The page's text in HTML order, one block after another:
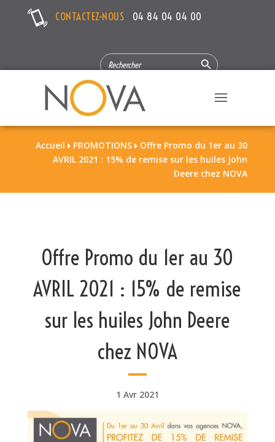
CONTACTEZ-NOUS 04 84 04 04 00
SEARCH
FOR:
Search Button
Accueil  PROMOTIONS  Offre Promo du 1er au 30
AVRIL 2021 : 15% de remise sur les huiles John
Deere chez NOVA
Offre Promo du 1er au 30
AVRIL 2021 : 15% de remise
sur les huiles John Deere
chez NOVA
1 Avr 2021